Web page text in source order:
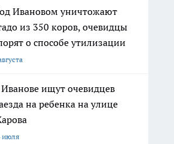
Ивановом уничтожают
из 350 коров, очевидцы
о способе утилизации
ищут очевидцев
на ребенка на улице
июля